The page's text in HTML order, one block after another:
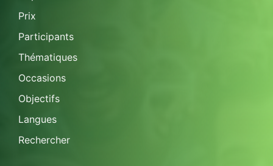
Prix
Participants
Thématiques
Occasions
Objectifs
Langues
Rechercher